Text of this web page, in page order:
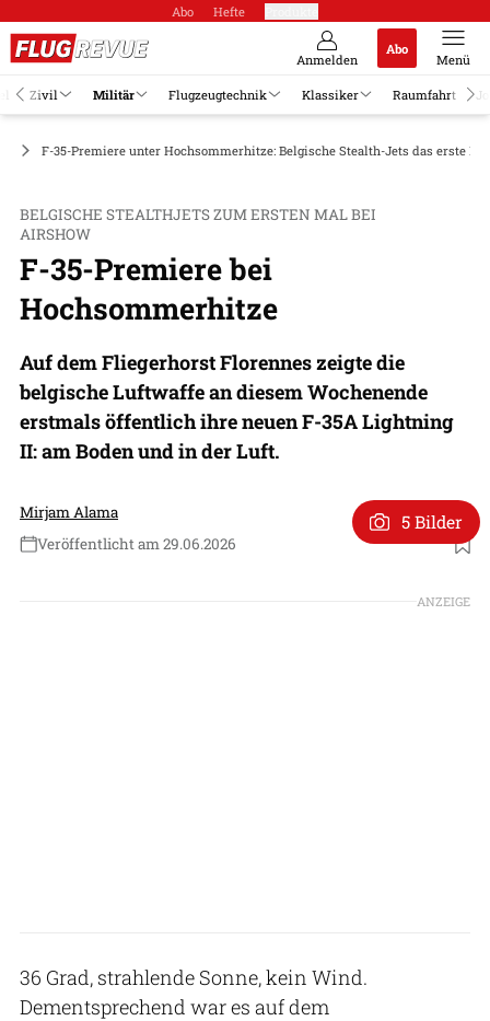
Abo Hefte
Anmelden
Abo
Menü
Zivil Militär Flugzeugtechnik Klassiker Raumfahrt
F-35-Premiere unter Hochsommerhitze: Belgische Stealth-Jets das erste
BELGISCHE STEALTHJETS ZUM ERSTEN MAL BEI
AIRSHOW
F-35-Premiere bei
Hochsommerhitze
Auf dem Fliegerhorst Florennes zeigte die
belgische Luftwaffe an diesem Wochenende
erstmals öffentlich ihre neuen F-35A Lightning
II: am Boden und in der Luft.
Mirjam Alama
Veröffentlicht am 29.06.2026
Foto: Mirjam Alama
5 Bilder
ANZEIGE
36 Grad, strahlende Sonne, kein Wind.
Dementsprechend war es auf dem